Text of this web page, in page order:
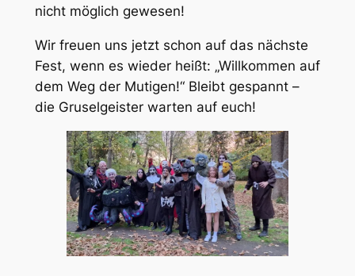
nicht möglich gewesen!
Wir freuen uns jetzt schon auf das nächste
Fest, wenn es wieder heißt: „Willkommen auf
dem Weg der Mutigen!“ Bleibt gespannt –
die Gruselgeister warten auf euch!